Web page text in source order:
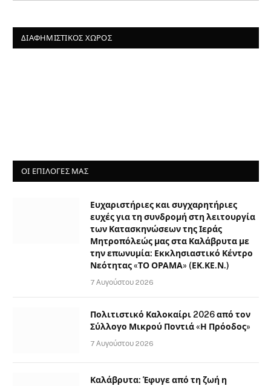
ΔΙΑΦΗΜΙΣΤΙΚΌΣ ΧΏΡΟΣ
ΟΙ ΕΠΙΛΟΓΈΣ ΜΑΣ
Ευχαριστήριες και συγχαρητήριες
ευχές για τη συνδρομή στη λειτουργία
των Κατασκηνώσεων της Ιεράς
Μητροπόλεώς μας στα Καλάβρυτα με
την επωνυμία: Εκκλησιαστικό Κέντρο
Νεότητας «ΤΟ ΟΡΑΜΑ» (ΕΚ.ΚΕ.Ν.)
7 Αυγούστου 2026
Πολιτιστικό Καλοκαίρι 2026 από τον
Σύλλογο Μικρού Ποντιά «Η Πρόοδος»
7 Αυγούστου 2026
Καλάβρυτα: Έφυγε από τη ζωή η